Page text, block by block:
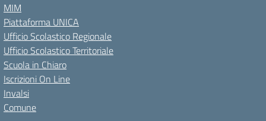
MIM
Piattaforma UNICA
Ufficio Scolastico Regionale
Ufficio Scolastico Territoriale
Scuola in Chiaro
Iscrizioni On Line
Invalsi
Comune